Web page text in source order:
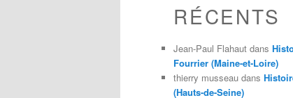
RÉCENTS
Jean-Paul Flahaut dans
Fourrier (Maine-et-Loire)
thierry musseau dans
(Hauts-de-Seine)